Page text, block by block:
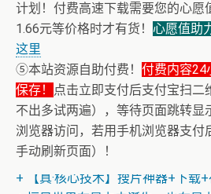
计划！付费高速下载需要您的心愿
1.66元等价格时才有货！ 心愿值助
这里
⑤本站资源自助付费！ 付费内容24
保存！
点击立即支付后支付宝扫二
不出多试两遍），等待页面跳转显
浏览器访问，若用手机浏览器支付
手动刷新页面）！
+ 恭喜IP为180.201.1.217的网友为
理系统核心算法》众筹一次！
+ 【真·核心技术】搜片神器+下载